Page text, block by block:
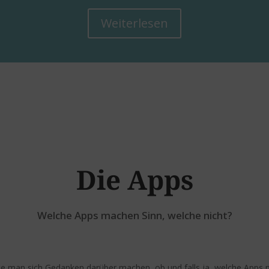
Weiterlesen
Die Apps
Welche Apps machen Sinn, welche nicht?